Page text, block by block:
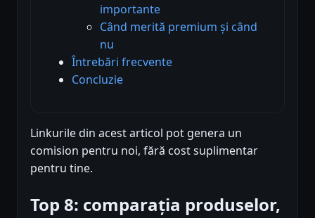
importante
Când merită premium și când
nu
Întrebări frecvente
Concluzie
Linkurile din acest articol pot genera un
comision pentru noi, fără cost suplimentar
pentru tine.
Top 8: comparația produselor,